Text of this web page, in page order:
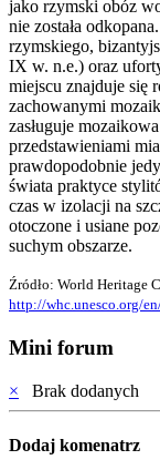
jako rzymski obóz
nie została
rzymskiego,
IX w. n.e.) oraz
miejscu znajduje się
zachowanymi
zasługuje
przedstawieniami
prawdopodobnie
świata praktyce
czas w izolacji na
otoczone i usiane
suchym obszarze.
Źródło: World Heritage
http://whc.unesco.org/
Mini forum
× Brak dodanych
Dodaj komenatrz